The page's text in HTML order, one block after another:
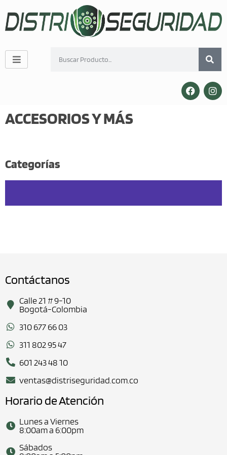
ACCESORIOS Y MÁS
Categorías
Contáctanos
Calle 21 # 9-10
Bogotá-Colombia
310 677 66 03
311 802 95 47
601 243 48 10
ventas@distriseguridad.com.co
Horario de Atención
Lunes a Viernes
8:00am a 6:00pm
Sábados